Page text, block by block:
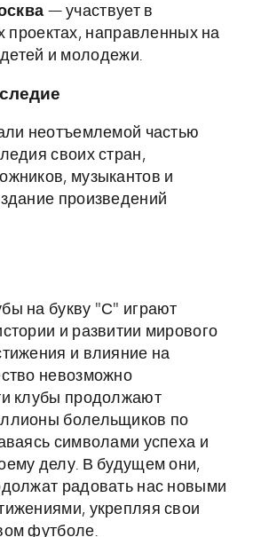
— участвует в
проектах, направленных на
и молодежи.
неотъемлемой частью
своих стран,
музыкантов и
произведений
на букву "С" играют
и развитии мирового
и влияние на
невозможно
клубы продолжают
болельщиков по
символами успеха и
делу. В будущем они,
радовать нас новыми
укрепляя свои
футболе.